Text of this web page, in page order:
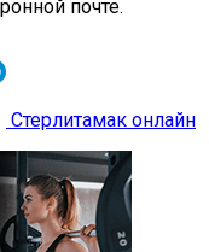
почте.
Стерлитамак онлайн